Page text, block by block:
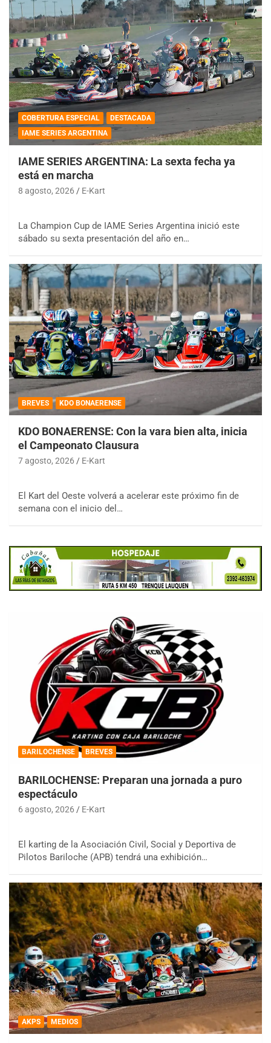
COBERTURA ESPECIAL
DESTACADA
IAME SERIES ARGENTINA
IAME SERIES ARGENTINA: La sexta fecha ya
está en marcha
8 agosto, 2026 E-Kart
La Champion Cup de IAME Series Argentina inició este
sábado su sexta presentación del año en…
BREVES KDO BONAERENSE
KDO BONAERENSE: Con la vara bien alta, inicia
el Campeonato Clausura
7 agosto, 2026 E-Kart
El Kart del Oeste volverá a acelerar este próximo fin de
semana con el inicio del…
BARILOCHENSE BREVES
BARILOCHENSE: Preparan una jornada a puro
espectáculo
6 agosto, 2026 E-Kart
El karting de la Asociación Civil, Social y Deportiva de
Pilotos Bariloche (APB) tendrá una exhibición…
AKPS MEDIOS